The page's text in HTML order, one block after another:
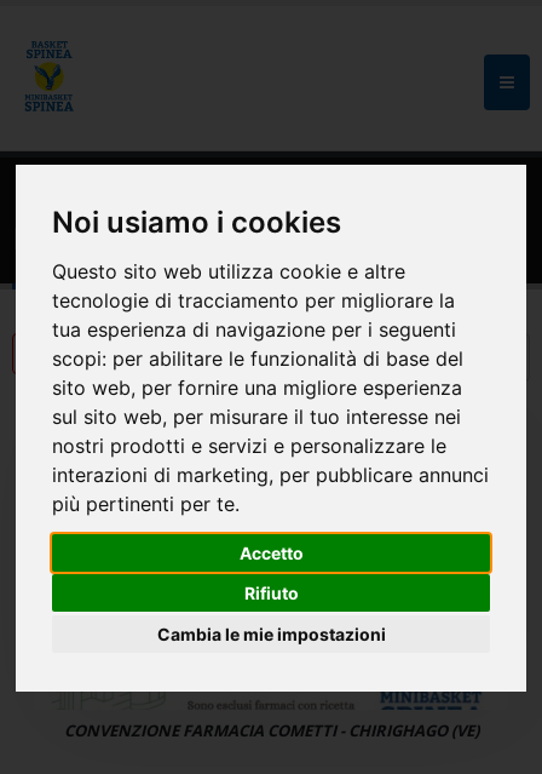
Noi usiamo i cookies
Questo sito web utilizza cookie e altre
tecnologie di tracciamento per migliorare la
tua esperienza di navigazione per i seguenti
scopi: per abilitare le funzionalità di base del
sito web, per fornire una migliore esperienza
sul sito web, per misurare il tuo interesse nei
nostri prodotti e servizi e personalizzare le
interazioni di marketing, per pubblicare annunci
più pertinenti per te.
Accetto
Rifiuto
Cambia le mie impostazioni
Modulistica e convenzioni
CONVENZIONE FARMACIA COMETTI - CHIRIGHAGO (VE)